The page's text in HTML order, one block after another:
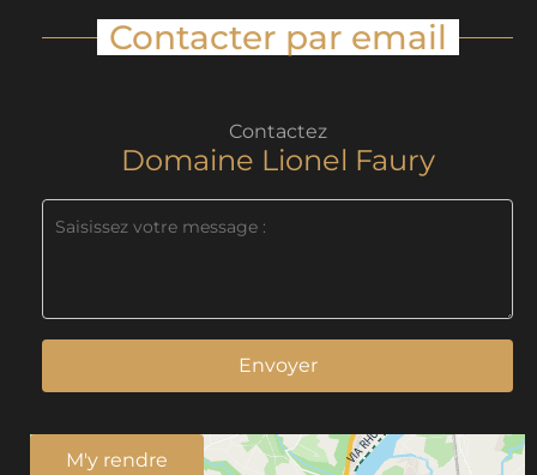
Contacter par email
Contactez
Domaine Lionel Faury
Envoyer
M'y rendre